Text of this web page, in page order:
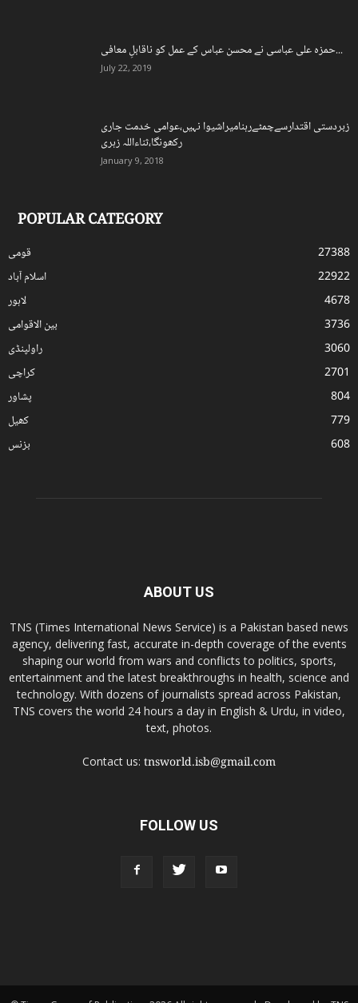
حمزہ علی عباسی نے محسن عباس کے عمل کو ناقابلِ معافی...
July 22, 2019
زبردستی اقتدارسےچمٹےرہنامیراشیوا نہیں،عوامی خدمت جاری
رکھونگا،ثناءاللہ زہری
January 9, 2018
POPULAR CATEGORY
قومی
27388
اسلام آباد
22922
لاہور
4678
بین الاقوامی
3736
راولپنڈی
3060
کراچی
2701
پشاور
804
کھیل
779
بزنس
608
ABOUT US
TNS (Times International News Service) is a Pakistan based news
agency, delivering fast, accurate in-depth coverage of the events
shaping our world from wars and conflicts to politics, sports,
entertainment and the latest breakthroughs in health, science and
technology. With dozens of journalists spread across Pakistan,
TNS covers the world 24 hours a day in English & Urdu, in video,
text, photos.
Contact us: tnsworld.isb@gmail.com
FOLLOW US